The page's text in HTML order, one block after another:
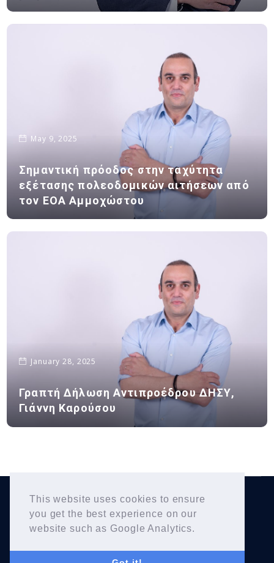
This website uses cookies to ensure
you get the best experience on our
website such as Google Analytics.
May 9, 2025
Σημαντική πρόοδος στην ταχύτητα
εξέτασης πολεοδομικών αιτήσεων από
τον ΕΟΑ Αμμοχώστου
January 28, 2025
Γραπτή Δήλωση Αντιπροέδρου ΔΗΣΥ,
Γιάννη Καρούσου
Copyright © 2026Yiannis Karousos. All Rights
Reserved.